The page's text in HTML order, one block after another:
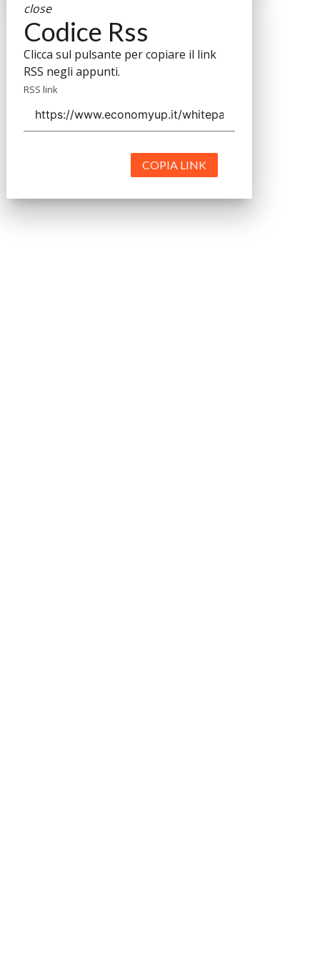
close
Codice Rss
Clicca sul pulsante per copiare il link
RSS negli appunti.
RSS link
COPIA LINK